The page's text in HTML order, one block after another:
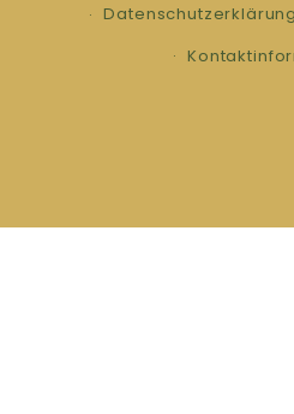
Datenschutzerklärung